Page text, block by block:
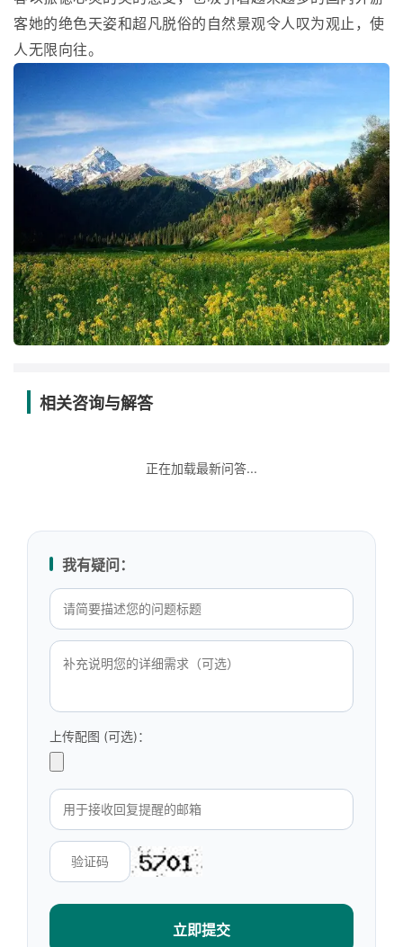
客她的绝色天姿和超凡脱俗的自然景观令人叹为观止，使
人无限向往。
相关咨询与解答
正在加载最新问答...
我有疑问：
上传配图 (可选)：
立即提交